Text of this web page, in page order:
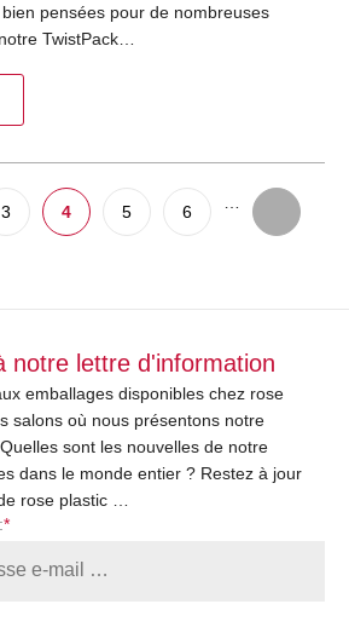
pensées pour de nombreuses
TwistPack…
3 4 5 6
notre lettre d'information
emballages disponibles chez rose
salons où nous présentons notre
sont les nouvelles de notre
dans le monde entier ? Restez à jour
rose plastic …
*